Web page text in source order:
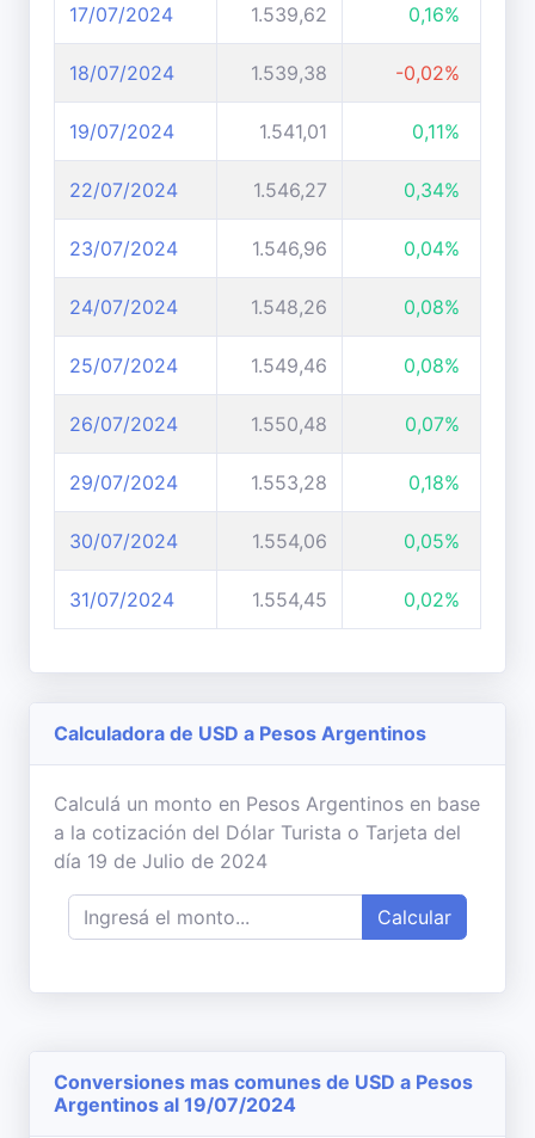
17/07/2024 1.539,62 0,16%
18/07/2024 1.539,38 -0,02%
19/07/2024 1.541,01 0,11%
22/07/2024 1.546,27 0,34%
23/07/2024 1.546,96 0,04%
24/07/2024 1.548,26 0,08%
25/07/2024 1.549,46 0,08%
26/07/2024 1.550,48 0,07%
29/07/2024 1.553,28 0,18%
30/07/2024 1.554,06 0,05%
31/07/2024 1.554,45 0,02%
Calculadora de USD a Pesos Argentinos
Calculá un monto en Pesos Argentinos en base
a la cotización del Dólar Turista o Tarjeta del
día 19 de Julio de 2024
Calcular
Conversiones mas comunes de USD a Pesos
Argentinos al 19/07/2024